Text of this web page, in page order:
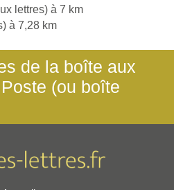
lettres) à 7 km
à 7,28 km
de la boîte aux
(ou boîte